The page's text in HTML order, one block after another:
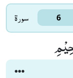
سورۃ 6